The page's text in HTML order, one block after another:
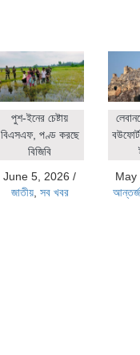
পুশ-ইনের চেষ্টায়
বিএসএফ, পণ্ড করছে
বিজিবি
June 5, 2026 /
জাতীয়, সব খবর
May